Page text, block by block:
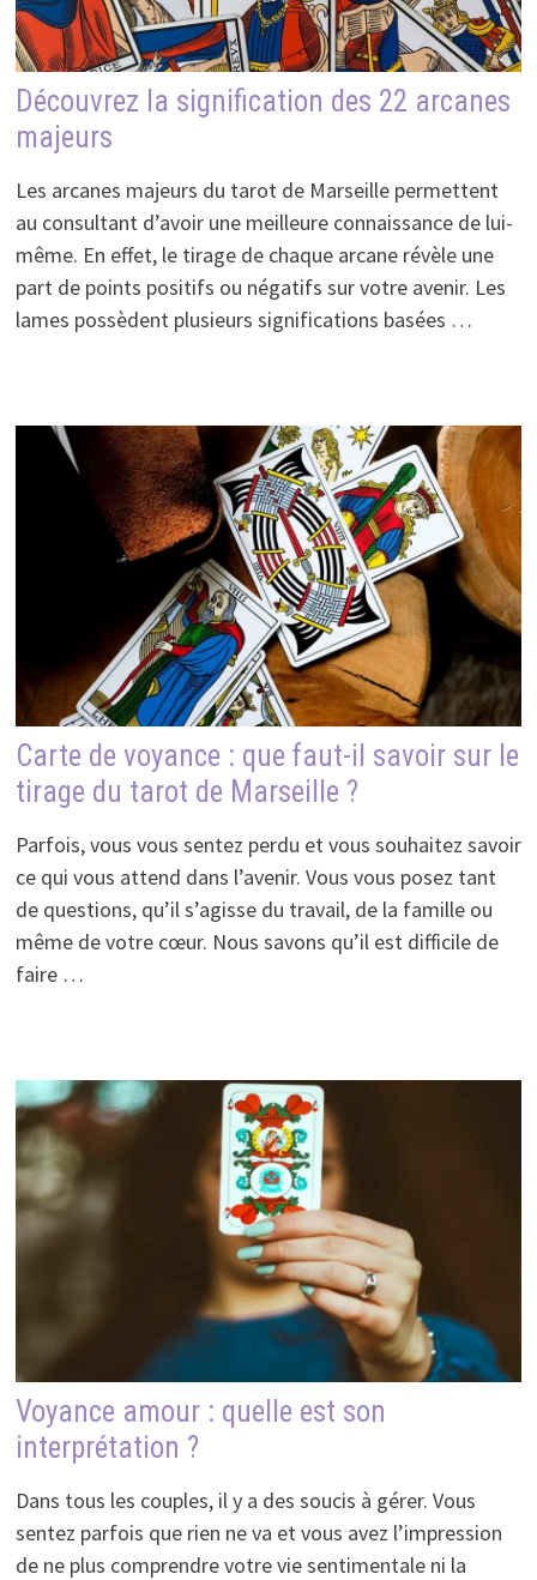
Découvrez la signification des 22 arcanes
majeurs
Les arcanes majeurs du tarot de Marseille permettent
au consultant d’avoir une meilleure connaissance de lui-
même. En effet, le tirage de chaque arcane révèle une
part de points positifs ou négatifs sur votre avenir. Les
lames possèdent plusieurs significations basées …
Carte de voyance : que faut-il savoir sur le
tirage du tarot de Marseille ?
Parfois, vous vous sentez perdu et vous souhaitez savoir
ce qui vous attend dans l’avenir. Vous vous posez tant
de questions, qu’il s’agisse du travail, de la famille ou
même de votre cœur. Nous savons qu’il est difficile de
faire …
Voyance amour : quelle est son
interprétation ?
Dans tous les couples, il y a des soucis à gérer. Vous
sentez parfois que rien ne va et vous avez l’impression
de ne plus comprendre votre vie sentimentale ni la